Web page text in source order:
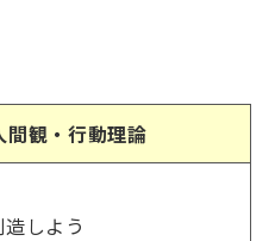
間観・行動理論
しよう